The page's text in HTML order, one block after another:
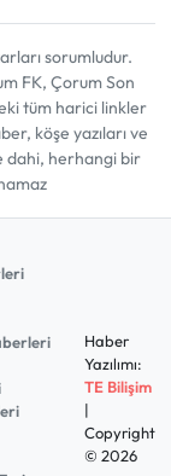
sorumludur.
FK, Çorum Son
tüm harici linkler
köşe yazıları ve
dahi, herhangi bir
Haber
Yazılımı:
TE Bilişim
|
Copyright
© 2026